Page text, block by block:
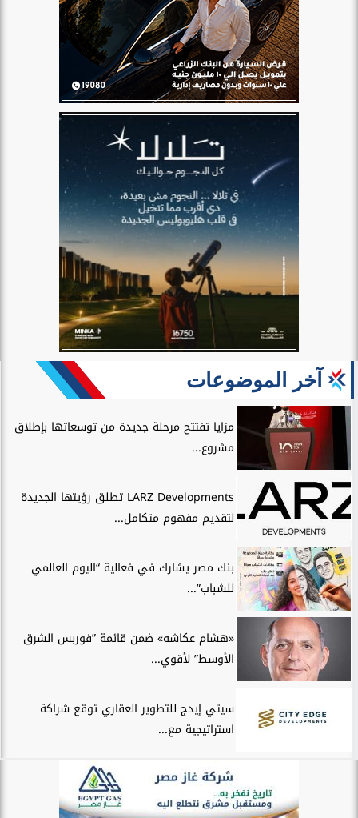
آخر الموضوعات
مزايا تفتتح مرحلة جديدة من توسعاتها بإطلاق
مشروع...
LARZ Developments تطلق رؤيتها الجديدة
لتقديم مفهوم متكامل...
بنك مصر يشارك في فعالية “اليوم العالمي
للشباب”...
«هشام عكاشه» ضمن قائمة ”فوربس الشرق
الأوسط” لأقوي...
سيتي إيدج للتطوير العقاري توقع شراكة
استراتيجية مع...